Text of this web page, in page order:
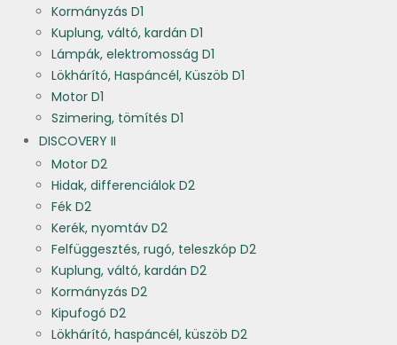
Kormányzás D1
Kuplung, váltó, kardán D1
Lámpák, elektromosság D1
Lökhárító, Haspáncél, Küszöb D1
Motor D1
Szimering, tömítés D1
DISCOVERY II
Motor D2
Hidak, differenciálok D2
Fék D2
Kerék, nyomtáv D2
Felfüggesztés, rugó, teleszkóp D2
Kuplung, váltó, kardán D2
Kormányzás D2
Kipufogó D2
Lökhárító, haspáncél, küszöb D2